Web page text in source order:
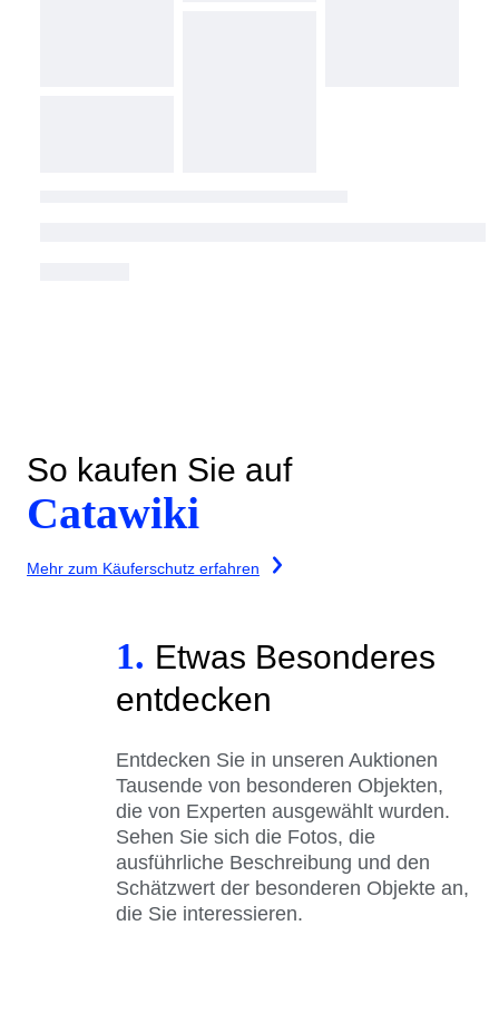
So kaufen Sie auf
Catawiki
Mehr zum Käuferschutz erfahren
1. Etwas Besonderes
entdecken
Entdecken Sie in unseren Auktionen
Tausende von besonderen Objekten,
die von Experten ausgewählt wurden.
Sehen Sie sich die Fotos, die
ausführliche Beschreibung und den
Schätzwert der besonderen Objekte an,
die Sie interessieren.